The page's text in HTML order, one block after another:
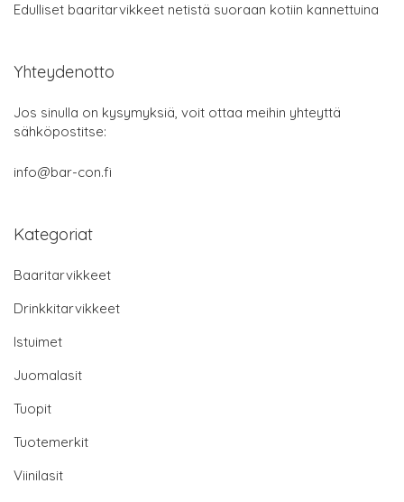
Edulliset baaritarvikkeet netistä suoraan kotiin kannettuina
Yhteydenotto
Jos sinulla on kysymyksiä, voit ottaa meihin yhteyttä
sähköpostitse:
info@bar-con.fi
Kategoriat
Baaritarvikkeet
Drinkkitarvikkeet
Istuimet
Juomalasit
Tuopit
Tuotemerkit
Viinilasit